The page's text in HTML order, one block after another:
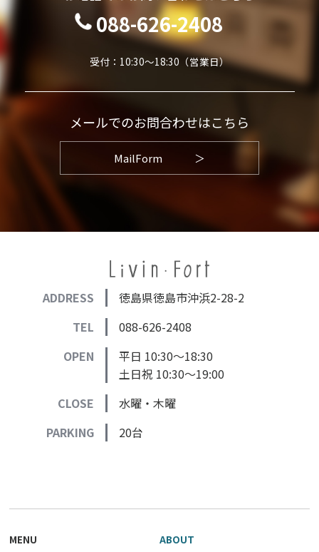
088-626-2408
受付：10:30～18:30（営業日）
メールでのお問合わせはこちら
MailForm ＞
ADDRESS
徳島県徳島市沖浜2-28-2
TEL
088-626-2408
OPEN
平日 10:30～18:30
土日祝 10:30～19:00
CLOSE
水曜・木曜
PARKING
20台
MENU
ABOUT